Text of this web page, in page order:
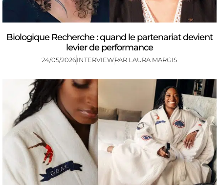
Biologique Recherche : quand le partenariat devient
levier de performance
24/05/2026INTERVIEWPAR LAURA MARGIS